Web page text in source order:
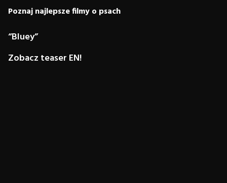
Poznaj najlepsze filmy o psach
“Bluey”
Zobacz teaser EN!